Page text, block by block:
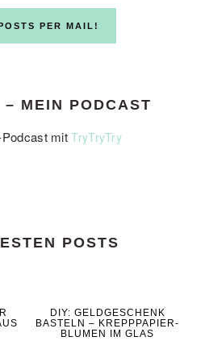
MEIN PODCAST
Podcast mitTryTryTry
POSTS
DIY: GELDGESCHENK
BASTELN – KREPPPAPIER-
BLUMEN IM GLAS